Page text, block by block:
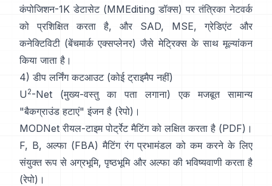
कंपोजिशन-1K डेटासेट (MMEditing डॉक्स) पर तंत्रिका नेटवर्क
को प्रशिक्षित करता है, और
SAD, MSE, ग्रेडिएंट और
कनेक्टिविटी (बेंचमार्क एक्सप्लेनर) जैसे मेट्रिक्स के साथ मूल्यांकन
किया जाता है।
4) डीप लर्निंग कटआउट (कोई ट्राइमैप नहीं)
U 2-Net (मुख्य-वस्तु का पता लगाना) एक मजबूत सामान्य
"बैकग्राउंड हटाएं" इंजन है (रेपो)।
MODNet रीयल-टाइम पोर्ट्रेट मैटिंग को लक्षित करता है (PDF)।
F, B, अल्फा (FBA) मैटिंगरंग प्रभामंडल को कम करने के लिए
संयुक्त रूप से अग्रभूमि, पृष्ठभूमि और अल्फा की भविष्यवाणी करता है
(रेपो)।